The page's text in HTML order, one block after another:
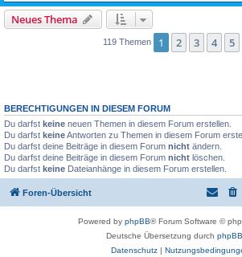
Neues Thema
119 Themen 1 2 3 4 5
BERECHTIGUNGEN IN DIESEM FORUM
Du darfst keine neuen Themen in diesem Forum erstellen.
Du darfst keineAntworten zu Themen in diesem Forum
Du darfst deine Beiträge in diesem Forum nicht ändern.
Du darfst deine Beiträge in diesem Forum nicht löschen.
Du darfst keine Dateianhänge in diesem Forum erstellen.
Foren-Übersicht
Powered by phpBB® Forum Software ©
Deutsche Übersetzung durch
Datenschutz|